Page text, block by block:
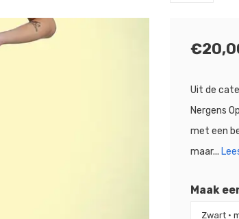
Uit de
Nergens
met een
maar...
Maak